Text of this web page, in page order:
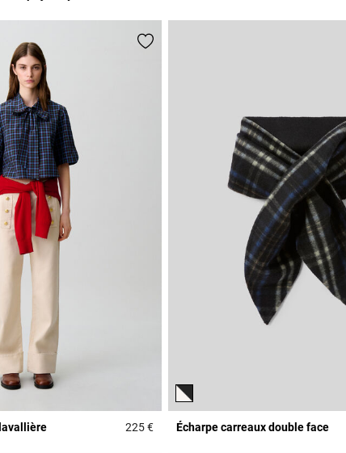
225 €4,2 out of 5 Customer Rating
Écharpe carreaux double face